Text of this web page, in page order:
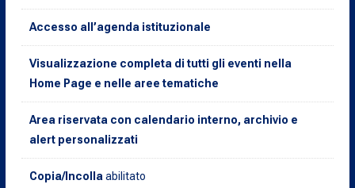
Accesso all’agenda istituzionale
Visualizzazione completa di tutti gli eventi nella
Home Page e nelle aree tematiche
Area riservata con calendario interno, archivio e
alert personalizzati
Copia/Incollaabilitato